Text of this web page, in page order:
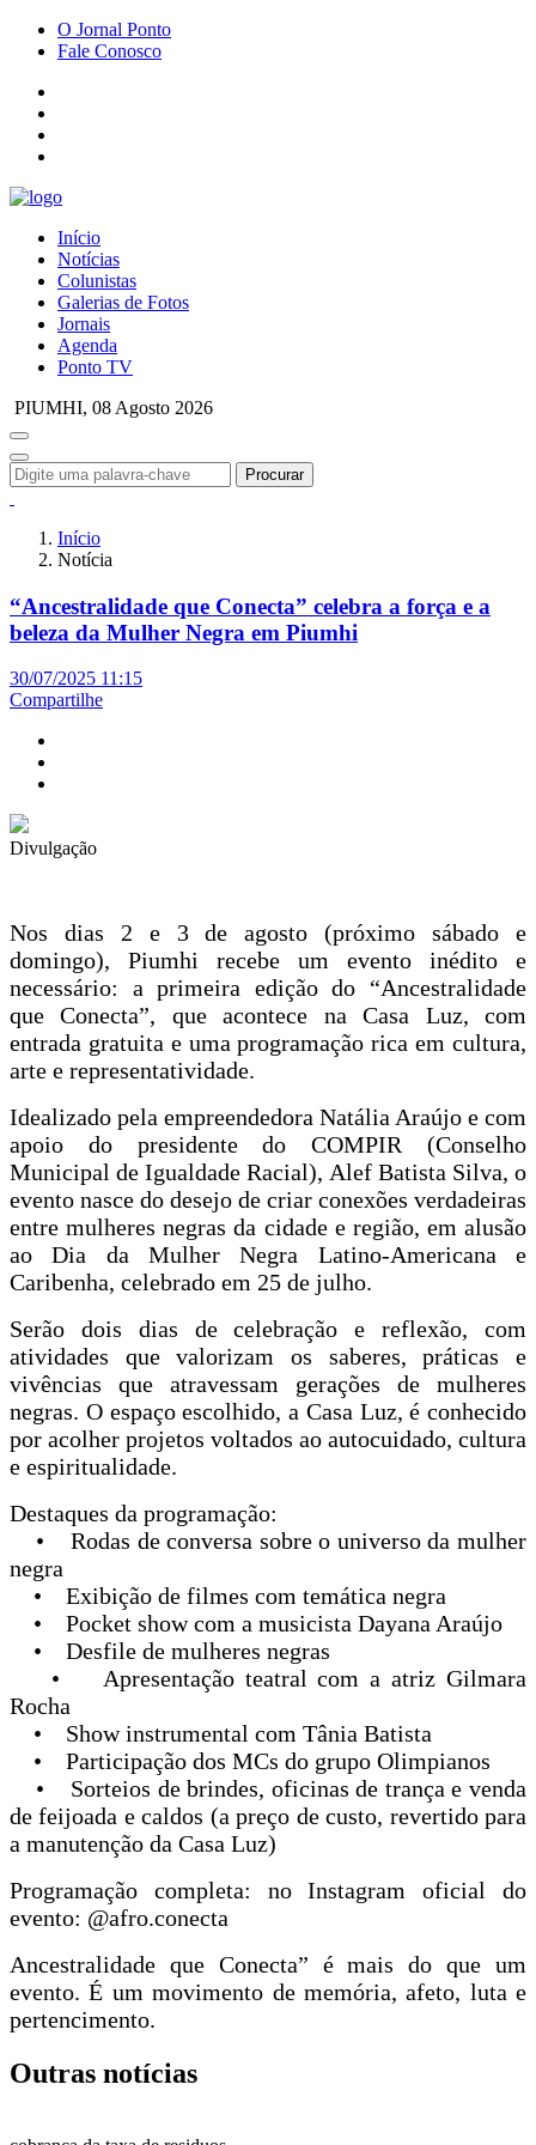
O Jornal Ponto
Fale Conosco
Início
Notícias
Colunistas
Galerias de Fotos
Jornais
Agenda
Ponto TV
PIUMHI, 08 Agosto 2026
Procurar
Início
Notícia
“Ancestralidade que Conecta” celebra a força e a
beleza da Mulher Negra em Piumhi
30/07/2025 11:15
Compartilhe
Divulgação
Nos dias 2 e 3 de agosto (próximo sábado e
domingo), Piumhi recebe um evento inédito e
necessário: a primeira edição do “Ancestralidade
que Conecta”, que acontece na Casa Luz, com
entrada gratuita e uma programação rica em cultura,
arte e representatividade.
Idealizado pela empreendedora Natália Araújo e com
apoio do presidente do COMPIR (Conselho
Municipal de Igualdade Racial), Alef Batista Silva, o
evento nasce do desejo de criar conexões verdadeiras
entre mulheres negras da cidade e região, em alusão
ao Dia da Mulher Negra Latino-Americana e
Caribenha, celebrado em 25 de julho.
Serão dois dias de celebração e reflexão, com
atividades que valorizam os saberes, práticas e
vivências que atravessam gerações de mulheres
negras. O espaço escolhido, a Casa Luz, é conhecido
por acolher projetos voltados ao autocuidado, cultura
e espiritualidade.
Destaques da programação:
• Rodas de conversa sobre o universo da mulher
negra
• Exibição de filmes com temática negra
• Pocket show com a musicista Dayana Araújo
• Desfile de mulheres negras
• Apresentação teatral com a atriz Gilmara
Rocha
• Show instrumental com Tânia Batista
• Participação dos MCs do grupo Olimpianos
• Sorteios de brindes, oficinas de trança e venda
de feijoada e caldos (a preço de custo, revertido para
a manutenção da Casa Luz)
Programação completa: no Instagram oficial do
evento: @afro.conecta
Ancestralidade que Conecta” é mais do que um
evento. É um movimento de memória, afeto, luta e
pertencimento.
Outras notícias